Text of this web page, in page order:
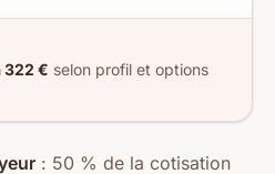
322 € selon profil et options
: 50 % de la cotisation